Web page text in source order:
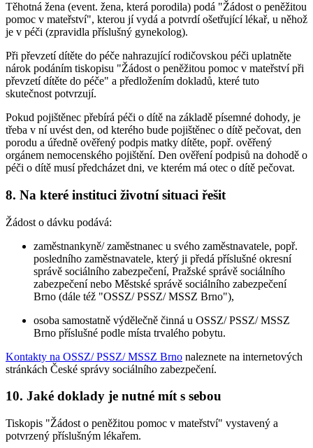
Těhotná žena (event. žena, která porodila) podá "Žádost o peněžitou
pomoc v mateřství", kterou jí vydá a potvrdí ošetřující lékař, u něhož
je v péči (zpravidla příslušný gynekolog).
Při převzetí dítěte do péče nahrazující rodičovskou péči uplatněte
nárok podáním tiskopisu "Žádost o peněžitou pomoc v mateřství při
převzetí dítěte do péče" a předložením dokladů, které tuto
skutečnost potvrzují.
Pokud pojištěnec přebírá péči o dítě na základě písemné dohody, je
třeba v ní uvést den, od kterého bude pojištěnec o dítě pečovat, den
porodu a úředně ověřený podpis matky dítěte, popř. ověřený
orgánem nemocenského pojištění. Den ověření podpisů na dohodě o
péči o dítě musí předcházet dni, ve kterém má otec o dítě pečovat.
8. Na které instituci životní situaci řešit
Žádost o dávku podává:
zaměstnankyně/ zaměstnanec u svého zaměstnavatele, popř.
posledního zaměstnavatele, který ji předá příslušné okresní
správě sociálního zabezpečení, Pražské správě sociálního
zabezpečení nebo Městské správě sociálního zabezpečení
Brno (dále též "OSSZ/ PSSZ/ MSSZ Brno"),
osoba samostatně výdělečně činná u OSSZ/ PSSZ/ MSSZ
Brno příslušné podle místa trvalého pobytu.
Kontakty na OSSZ/ PSSZ/ MSSZ Brno naleznete na internetových
stránkách České správy sociálního zabezpečení.
10. Jaké doklady je nutné mít s sebou
Tiskopis "Žádost o peněžitou pomoc v mateřství" vystavený a
potvrzený příslušným lékařem.